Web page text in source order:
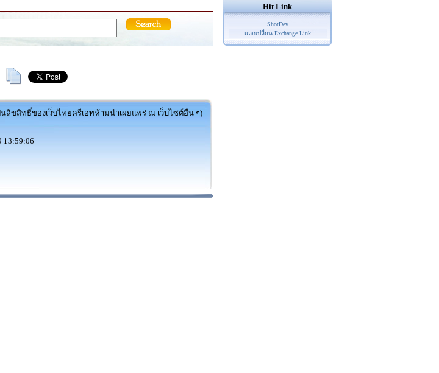
นลิขสิทธิ์ของเว็บไทยครีเอทห้ามนำเผยแพร่ ณ เว็บไซต์อื่น ๆ)
13:59:06
Hit Link
ShotDev
แลกเปลี่ยน Exchange Link